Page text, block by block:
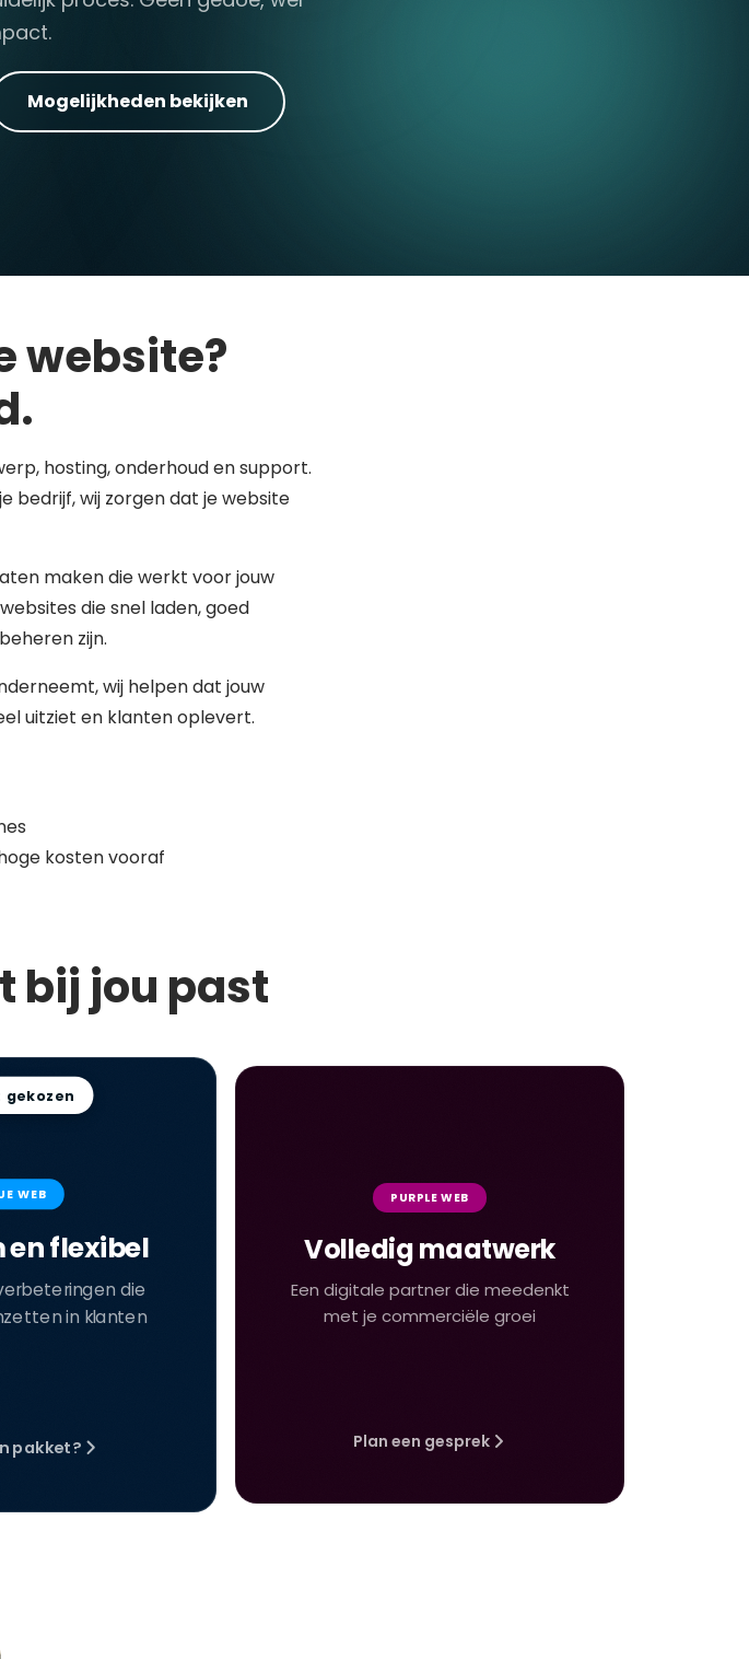
Mogelijkheden bekijken
website?
hosting, onderhoud en support.
bedrijf, wij zorgen dat je website
maken die werkt voor jouw
die snel laden, goed
zijn.
wij helpen dat jouw
uitziet en klanten oplevert.
kosten vooraf
bij jou past
gekozen
WEB
en flexibel
die
in klanten
pakket?
PURPLE WEB
Volledig maatwerk
Een digitale partner die meedenkt
met je commerciële groei
Plan een gesprek